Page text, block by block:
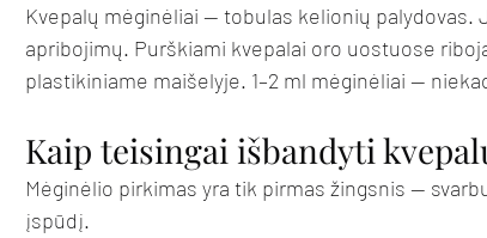
Kvepalų mėginėliai — tobulas kelionių
apribojimų. Purškiami kvepalai oro uostuose
plastikiniame maišelyje. 1–2 ml mėginėliai —
Kaip teisingai išbandyti
Mėginėlio pirkimas yra tik pirmas žingsnis —
įspūdį.